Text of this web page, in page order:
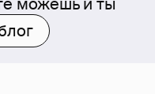
можешь и ты